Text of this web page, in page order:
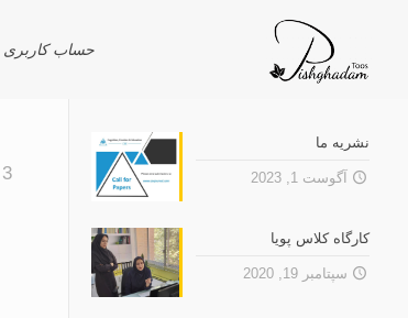
حساب کاربری
3
نشریه ما
آگوست 1, 2023
کارگاه کلاس پویا
سپتامبر 19, 2020